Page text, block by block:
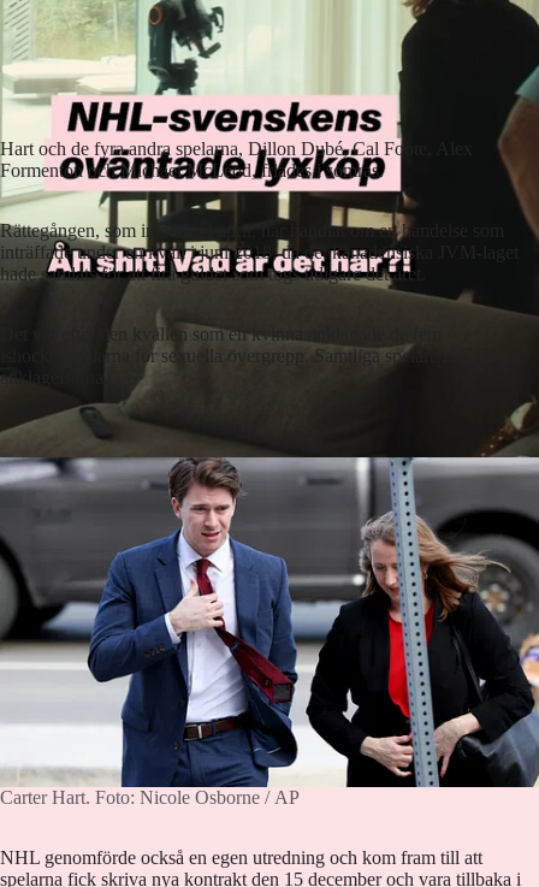
Hart och de fyra andra spelarna, Dillon Dubé, Cal Foote, Alex
Formenton och Michael McLeod, friades i somras.
Rättegången, som inleddes i april, har handlat om en händelse som
inträffade under en kväll i juni 2018, då det kanadensiska JVM-laget
hade samlats för att fira guldet som togs tidigare det året.
Det var efter den kvällen som en kvinna anklagade de fem
ishockeyspelarna för sexuella övergrepp. Samtliga spelare nekade till
anklagelserna.
Carter Hart. Foto: Nicole Osborne / AP
NHL genomförde också en egen utredning och kom fram till att
spelarna fick skriva nya kontrakt den 15 december och vara tillbaka i